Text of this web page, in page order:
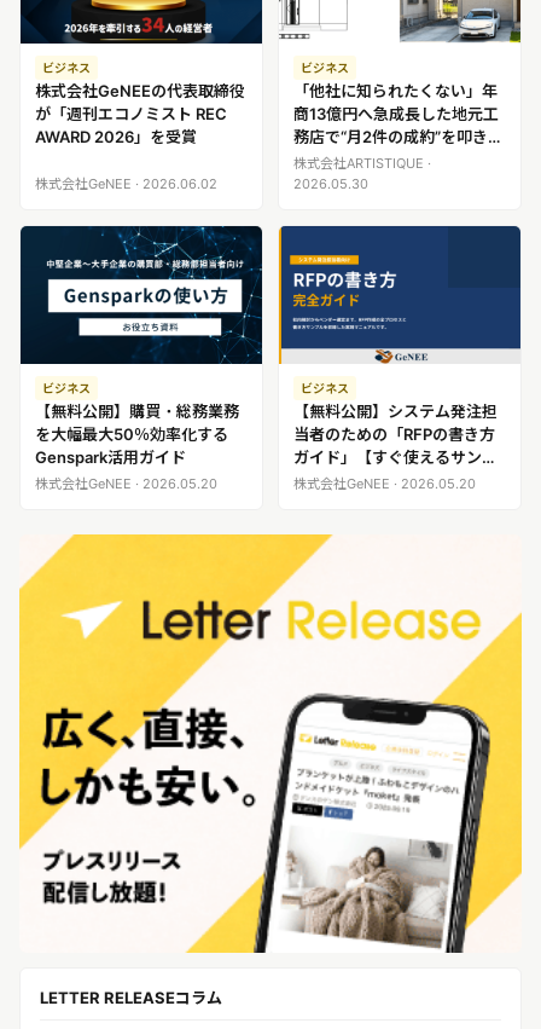
ビジネス
株式会社GeNEEの代表取締役
が「週刊エコノミスト REC
AWARD 2026」を受賞
株式会社GeNEE · 2026.06.02
ビジネス
「他社に知られたくない」年
商13億円へ急成長した地元工
務店で“月2件の成約”を叩き出
したAIツール。キッズデザイ
ン賞受賞デザイナーが工務店
した『real shot』
株式会社ARTISTIQUE ·
2026.05.30
ビジネス
【無料公開】購買・総務業務
を大幅最大50％効率化する
Genspark活用ガイド
株式会社GeNEE · 2026.05.20
ビジネス
【無料公開】システム発注担
当者のための「RFPの書き方
ガイド」【すぐ使えるサンプ
ル付き】
株式会社GeNEE · 2026.05.20
LETTER RELEASEコラム